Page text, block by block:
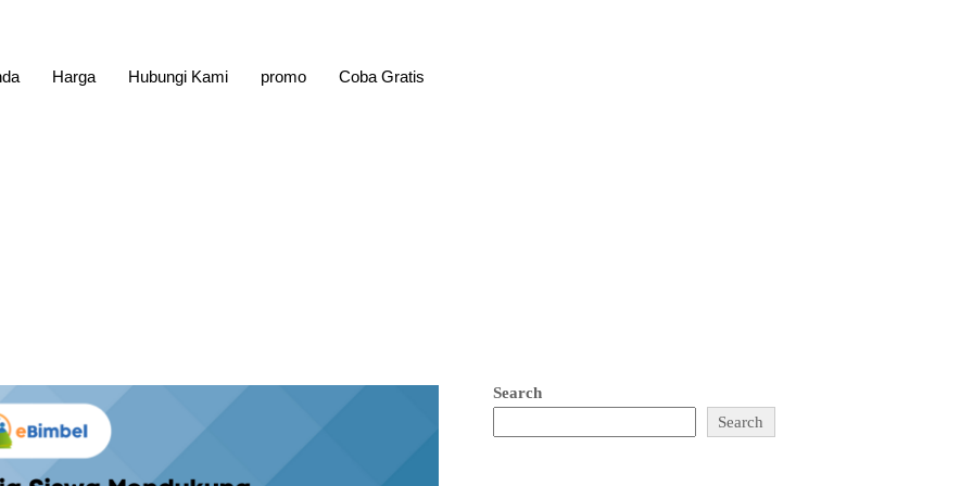
Harga Hubungi Kami promo Coba Gratis
Search
Search